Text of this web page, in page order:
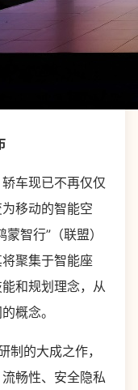
车现已不再仅仅
移动的智能空
智行”（联盟）
聚集于智能座
和规划理念，从
概念。
的大成之作，
畅性、安全隐私